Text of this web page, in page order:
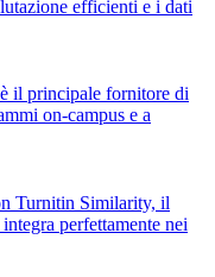
efficienti e i dati
il principale fornitore di
on-campus e a
Turnitin Similarity, il
perfettamente nei